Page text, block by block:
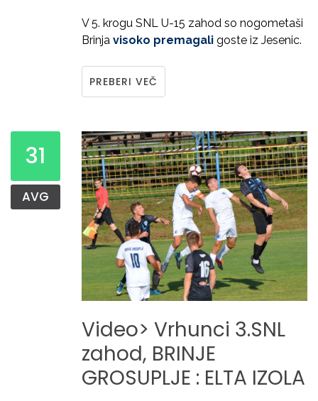
V 5. krogu SNL U-15 zahod so nogometaši
Brinja visoko premagali goste iz Jesenic.
PREBERI VEČ
31
AVG
Video> Vrhunci 3.SNL
zahod, BRINJE
GROSUPLJE : ELTA IZOLA